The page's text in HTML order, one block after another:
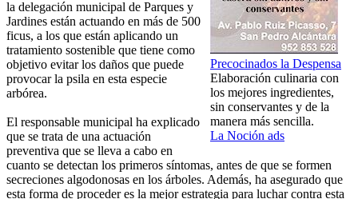
Precocinados la Despensa
Elaboración culinaria con
los mejores ingredientes,
sin conservantes y de la
manera más sencilla.
La Noción ads
la delegación municipal de Parques y
Jardines están actuando en más de 500
ficus, a los que están aplicando un
tratamiento sostenible que tiene como
objetivo evitar los daños que puede
provocar la psila en esta especie
arbórea.
El responsable municipal ha explicado
que se trata de una actuación
preventiva que se lleva a cabo en
cuanto se detectan los primeros síntomas, antes de que se formen
secreciones algodonosas en los árboles. Además, ha asegurado que
esta forma de proceder es la mejor estrategia para luchar contra esta